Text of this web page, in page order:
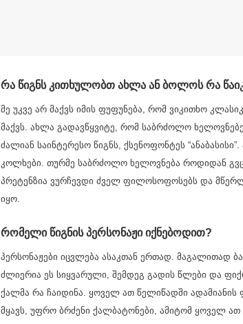
რა წიგნს კითხულობთ ახლა ან ბოლოს რა
მე უკვე არ მაქვს იმის ფუფუნება, რომ ვიკითხო
მაქვს. ახლა გადავწყვიტე, რომ საბრძოლო
ძალიან საინტერესო წიგნს, ქსენოფონტეს
კოლხები. თურმე საბრძოლო ხელოვნება როდიდან
პრეტენზია ვურჩევდი ძველ ფილოსოფოსებს და
იყო.
რომელი წიგნის პერსონაჟი იქნებოდით?
პერსონაჟები იცვლება ასაკთან ერთად. მაგალითად
ძლიერია ეს სიყვარული, შემდეგ გადის წლები და
ქალმა რა ჩაიდინა. ყოველ ათ წელიწადში ადამიანის
მყავს, უფრო ბრძენი ქალბატონები, ამიტომ ყოველ ათ